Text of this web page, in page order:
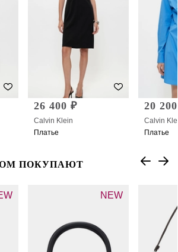
26 400 ₽
Calvin Klein
Платье
20
Calvin
Платье
ПОКУПАЮТ
NEW